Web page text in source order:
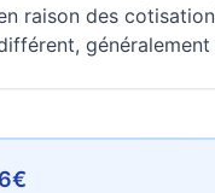
raison des